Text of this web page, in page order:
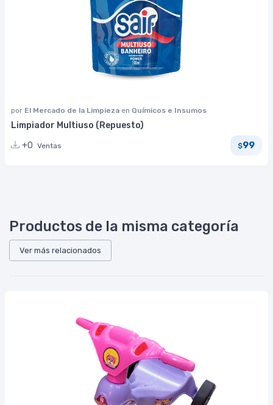
por El Mercado de la Limpieza en Químicos e Insumos
Limpiador Multiuso (Repuesto)
+0 Ventas $99
Productos de la misma categoría
Ver más relacionados